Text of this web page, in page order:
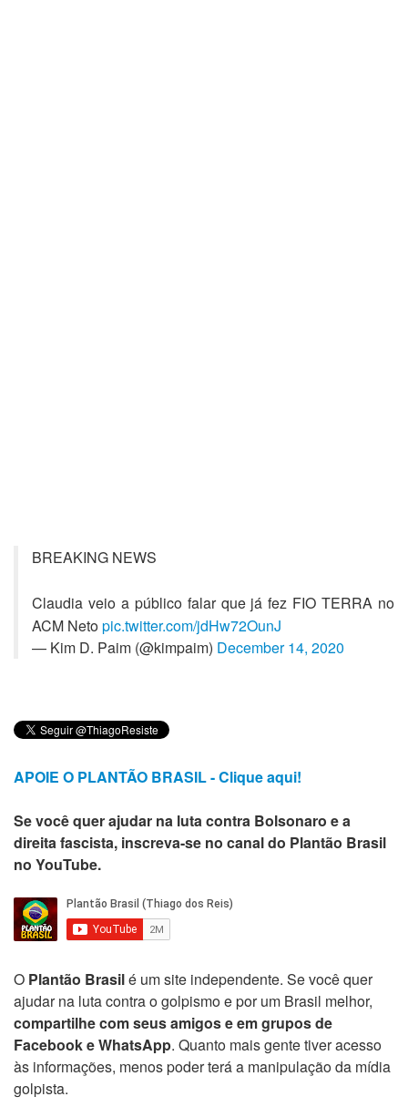
BREAKING NEWS
Claudia veio a público falar que já fez FIO TERRA no
ACM Netopic.twitter.com/jdHw72OunJ
— Kim D. Paim (@kimpaim) December 14, 2020
APOIE O PLANTÃO BRASIL - Clique aqui!
Se você quer ajudar na luta contra Bolsonaro e a
direita fascista, inscreva-se no canal do Plantão Brasil
no YouTube.
O Plantão Brasilé um site independente. Se você quer
ajudar na luta contra o golpismo e por um Brasil melhor,
compartilhe com seus amigos e em grupos de
Facebook e WhatsApp. Quanto mais gente tiver acesso
às informações, menos poder terá a manipulação da mídia
golpista.